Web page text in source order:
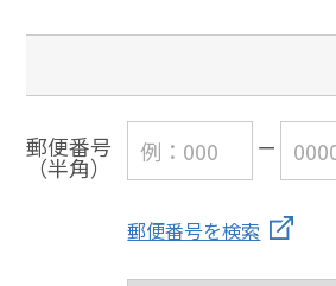
郵便番号
（半角）
郵便番号を検索